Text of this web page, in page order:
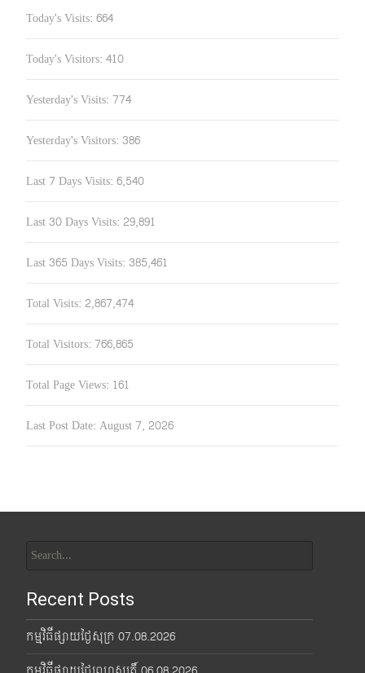
Today's Visits: 664
Today's Visitors: 410
Yesterday's Visits: 774
Yesterday's Visitors: 386
Last 7 Days Visits: 6,540
Last 30 Days Visits: 29,891
Last 365 Days Visits: 385,461
Total Visits: 2,867,474
Total Visitors: 766,865
Total Page Views: 161
Last Post Date: August 7, 2026
for:
Recent Posts
កម្មវិធីផ្សាយថ្ងៃសុក្រ 07.08.2026